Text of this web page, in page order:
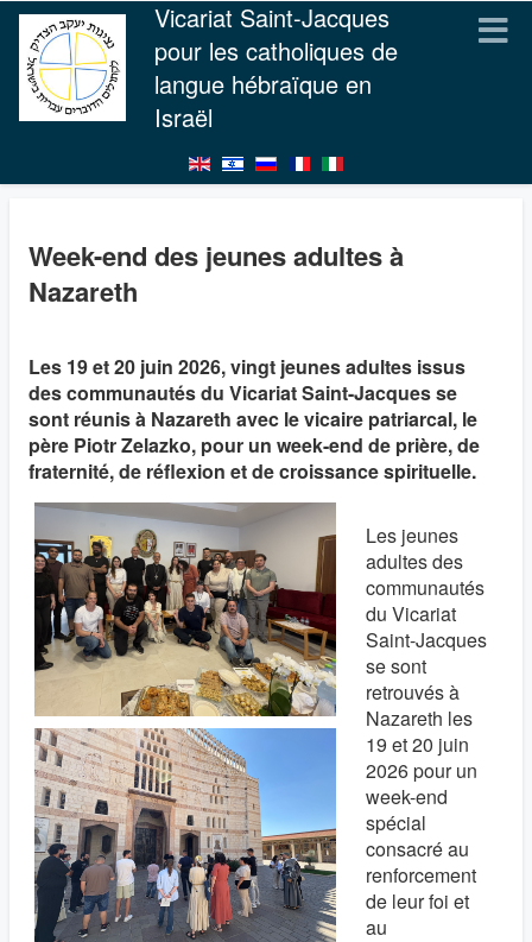
Vicariat Saint-Jacques
pour les catholiques de
langue hébraïque en
Israël
Week-end des jeunes adultes à
Nazareth
Les 19 et 20 juin 2026, vingt jeunes adultes issus
des communautés du Vicariat Saint-Jacques se
sont réunis à Nazareth avec le vicaire patriarcal, le
père Piotr Zelazko, pour un week-end de prière, de
fraternité, de réflexion et de croissance spirituelle.
Les jeunes
adultes des
communautés
du Vicariat
Saint-Jacques
se sont
retrouvés à
Nazareth les
19 et 20 juin
2026 pour un
week-end
spécial
consacré au
renforcement
de leur foi et
au